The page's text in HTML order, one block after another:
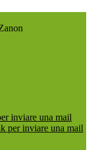
inviare una mail
per inviare una mail